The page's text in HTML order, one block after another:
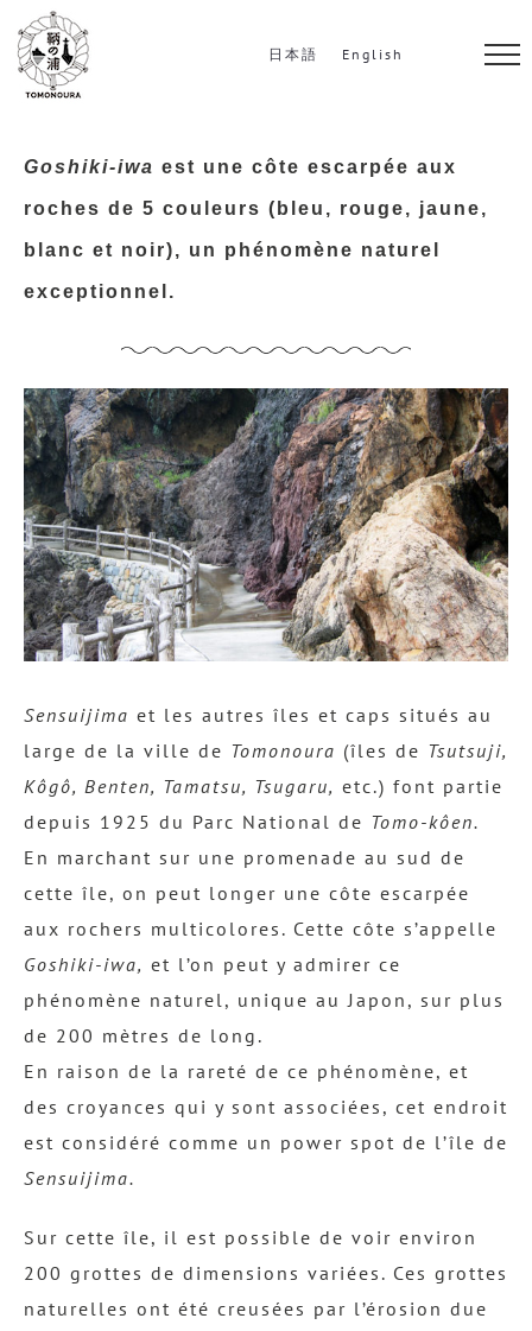
Goshiki-iwa est une côte escarpée aux
roches de 5 couleurs (bleu, rouge, jaune,
blanc et noir), un phénomène naturel
exceptionnel.
Sensuijima et les autres îles et caps situés au
large de la ville de Tomonoura (îles de Tsutsuji,
Kôgô, Benten, Tamatsu, Tsugaru, etc.) font partie
depuis 1925 du Parc National de Tomo-kôen.
En marchant sur une promenade au sud de
cette île, on peut longer une côte escarpée
aux rochers multicolores. Cette côte s’appelle
Goshiki-iwa, et l’on peut y admirer ce
phénomène naturel, unique au Japon, sur plus
de 200 mètres de long.
En raison de la rareté de ce phénomène, et
des croyances qui y sont associées, cet endroit
est considéré comme un power spot de l’île de
Sensuijima.
Sur cette île, il est possible de voir environ
200 grottes de dimensions variées. Ces grottes
naturelles ont été creusées par l’érosion due
日本語 English